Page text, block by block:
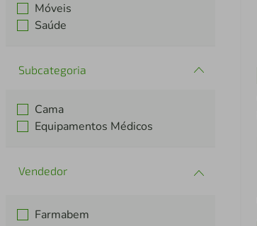
Móveis
Saúde
Subcategoria
Cama
Equipamentos Médicos
Farmabem